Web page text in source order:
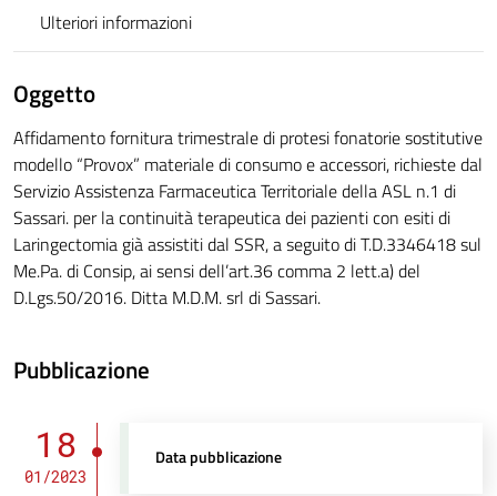
Ulteriori informazioni
Oggetto
Affidamento fornitura trimestrale di protesi fonatorie sostitutive
modello “Provox” materiale di consumo e accessori, richieste dal
Servizio Assistenza Farmaceutica Territoriale della ASL n.1 di
Sassari. per la continuità terapeutica dei pazienti con esiti di
Laringectomia già assistiti dal SSR, a seguito di T.D.3346418 sul
Me.Pa. di Consip, ai sensi dell’art.36 comma 2 lett.a) del
D.Lgs.50/2016. Ditta M.D.M. srl di Sassari.
Pubblicazione
18
01/2023
Data pubblicazione